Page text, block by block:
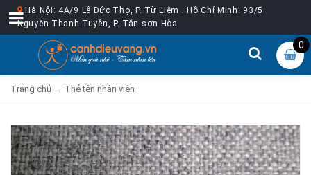
Hà Nội: 4A/9 Lê Đức Thọ, P. Từ Liêm . Hồ Chí Minh: 93/5
Nguyễn Thanh Tuyền, P. Tân sơn Hòa
0
Trang chủ → Thẻ tên nhân viên